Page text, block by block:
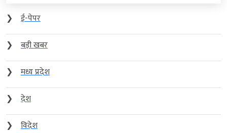
❯
ई-पेपर
❯
बड़ी खबर
❯
मध्य प्रदेश
❯
देश
❯
विदेश